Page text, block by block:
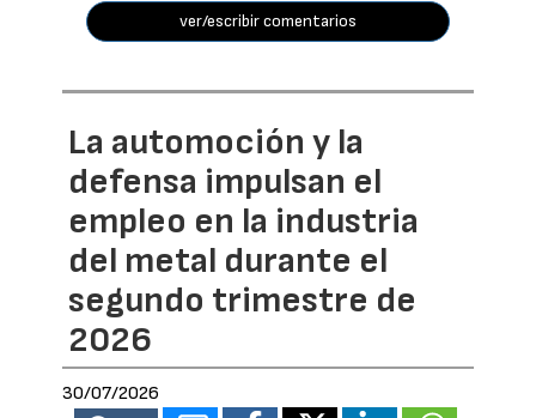
ver/escribir comentarios
La automoción y la
defensa impulsan el
empleo en la industria
del metal durante el
segundo trimestre de
2026
30/07/2026